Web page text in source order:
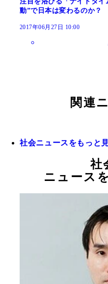
動”で日本は変わるのか？
2017年06月27日 10:00
関連
社会ニュースをもっと
社
ニュース